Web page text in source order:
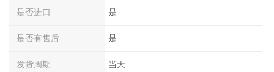
是否进口 是
是否有售后 是
发货周期 当天